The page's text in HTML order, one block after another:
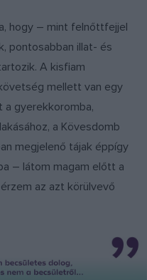
hogy – mint felnőttfejjel
pontosabban illat- és
A kisfiam
mellett van egy
a gyerekkoromba,
a Kövesdomb
megjelenő tájak éppígy
– látom magam előtt a
az azt körülvevő